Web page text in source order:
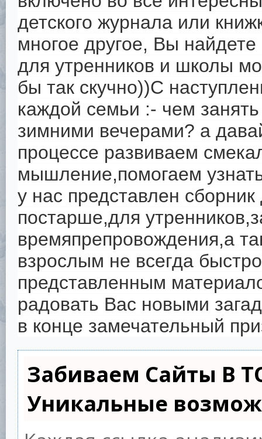
детского журнала или
многое другое, Вы
для утренников и школы
бы так скучно))С
каждой семьи :- чем
зимними вечерами? а
процессе развиваем
мышление,помогаем
у нас представлен
постарше,для
времяпрепровождения,а
взрослым не всегда
представленным
радовать Вас новыми
в конце замечательный
Забиваем Сайты В
Уникальные